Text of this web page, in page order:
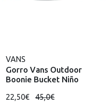
VANS
Gorro Vans Outdoor
Boonie Bucket Niño
22,50€ 45,0€